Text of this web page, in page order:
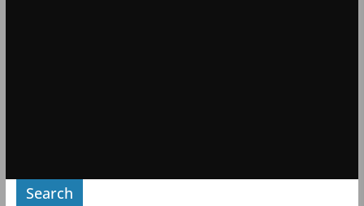
Search